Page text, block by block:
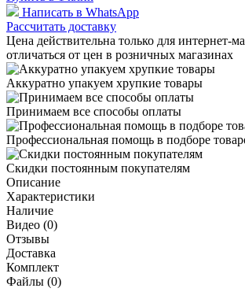
Написать в WhatsApp
Рассчитать доставку
Цена действительна только для интернет-
отличаться от цен в розничных магазинах
Аккуратно упакуем хрупкие товары
Принимаем все способы оплаты
Профессиональная помощь в подборе
Скидки постоянным покупателям
Описание
Характеристики
Наличие
Видео (0)
Отзывы
Доставка
Комплект
Файлы (0)